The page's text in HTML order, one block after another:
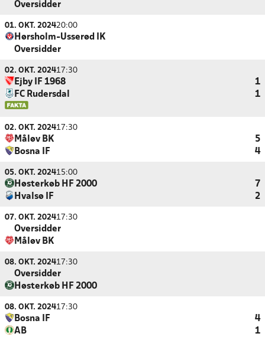
Oversidder
01. OKT. 202420:00
Hørsholm-Usserød IK
Oversidder
02. OKT. 202417:30
Ejby IF 1968
1
FC Rudersdal
1
02. OKT. 202417:30
Måløv BK
5
Bosna IF
4
05. OKT. 202415:00
Høsterkøb HF 2000
7
Hvalsø IF
2
07. OKT. 202417:30
Oversidder
Måløv BK
08. OKT. 202417:30
Oversidder
Høsterkøb HF 2000
08. OKT. 202417:30
Bosna IF
4
AB
1